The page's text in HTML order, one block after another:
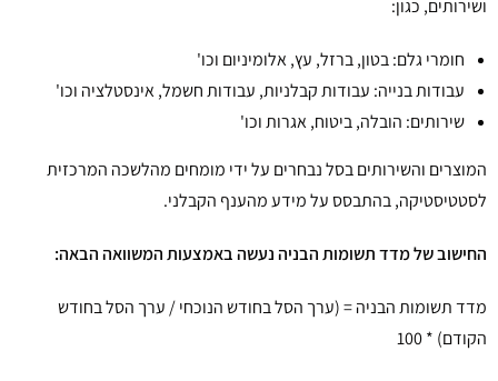
ושירותים, כגון:
חומרי גלם: בטון, ברזל, עץ,אלומיניום וכו'
עבודות בנייה: עבודות קבלניות, עבודות חשמל,אינסטלציה וכו'
שירותים: הובלה,ביטוח,אגרות וכו'
המוצרים והשירותים בסל נבחרים על ידי מומחים מהלשכה המרכזית
לסטטיסטיקה,בהתבסס על מידע מהענף הקבלני.
החישוב של מדד תשומות הבניה נעשה באמצעות המשוואה הבאה:
מדד תשומות הבניה = (ערך הסל בחודש הנוכחי / ערך הסל בחודש
הקודם) * 100